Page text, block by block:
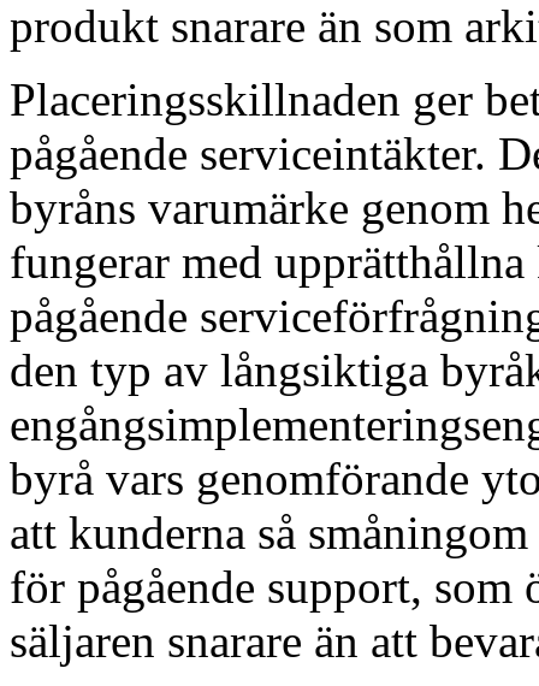
produkt snarare än som
Placeringsskillnaden ger
pågående serviceintäkter.
byråns varumärke genom
fungerar med
pågående
den typ av långsiktiga
byrå vars genomförande
att kunderna så
för pågående support,
säljaren snarare än att